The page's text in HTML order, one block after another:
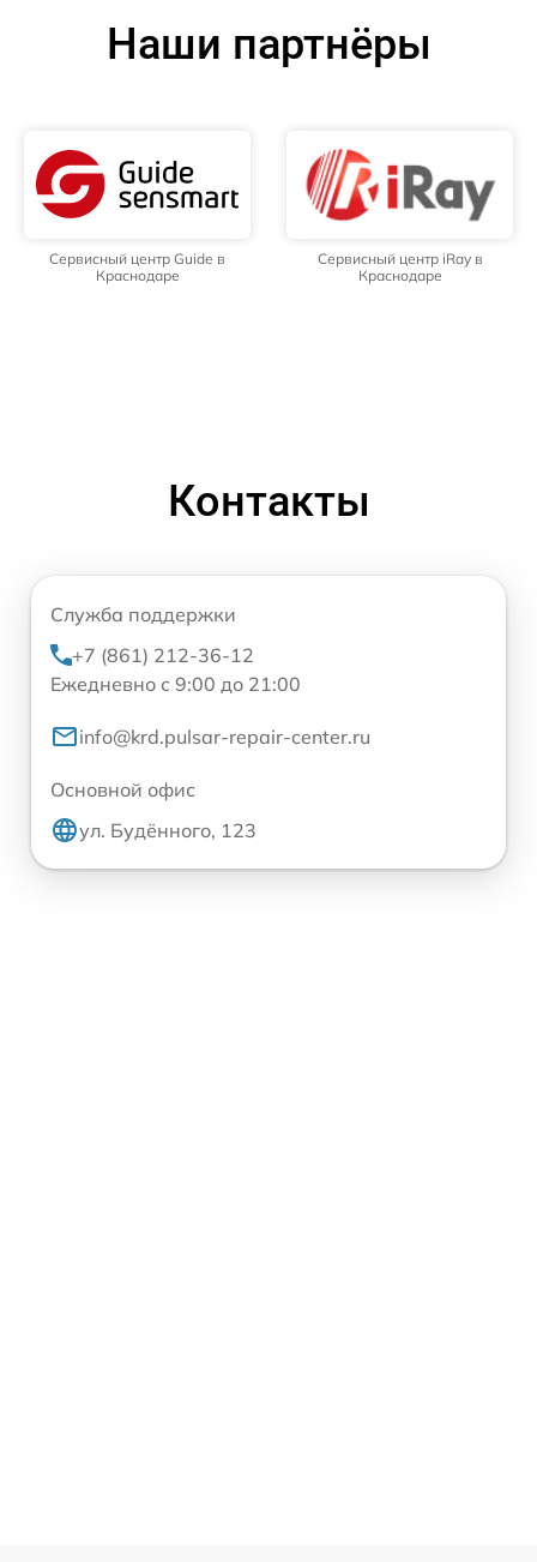
Наши партнёры
Сервисный центр Guide в
Краснодаре
Сервисный центр iRay в
Краснодаре
Контакты
Служба поддержки
+7 (861) 212-36-12
Ежедневно с 9:00 до 21:00
info@krd.pulsar-repair-center.ru
Основной офис
ул. Будённого, 123